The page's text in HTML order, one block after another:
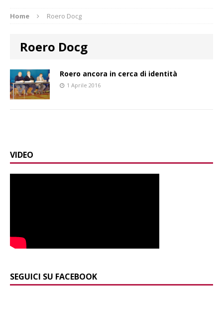
Home Roero Docg
Roero Docg
Roero ancora in cerca di identità
1 Aprile 2016
VIDEO
SEGUICI SU FACEBOOK